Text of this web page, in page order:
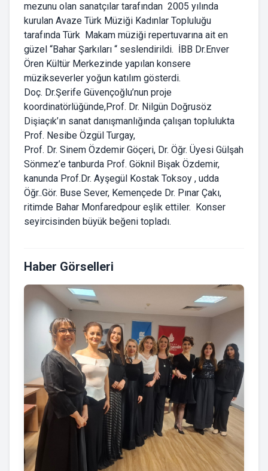
mezunu olan sanatçılar tarafından 2005 yılında
kurulan Avaze Türk Müziği Kadınlar Topluluğu
tarafında Türk Makam müziği repertuvarına ait en
güzel “Bahar Şarkıları “ seslendirildi. İBB Dr.Enver
Ören Kültür Merkezinde yapılan konsere
müzikseverler yoğun katılım gösterdi.
Doç. Dr.Şerife Güvençoğlu’nun proje
koordinatörlüğünde,Prof. Dr. Nilgün Doğrusöz
Dişiaçık’ın sanat danışmanlığında çalışan toplulukta
Prof. Nesibe Özgül Turgay,
Prof. Dr. Sinem Özdemir Göçeri, Dr. Öğr. Üyesi Gülşah
Sönmez’e tanburda Prof. Göknil Bişak Özdemir,
kanunda Prof.Dr. Ayşegül Kostak Toksoy , udda
Öğr..Gör. Buse Sever, Kemençede Dr. Pınar Çakı,
ritimde Bahar Monfaredpour eşlik ettiler. Konser
seyircisinden büyük beğeni topladı.
Haber Görselleri